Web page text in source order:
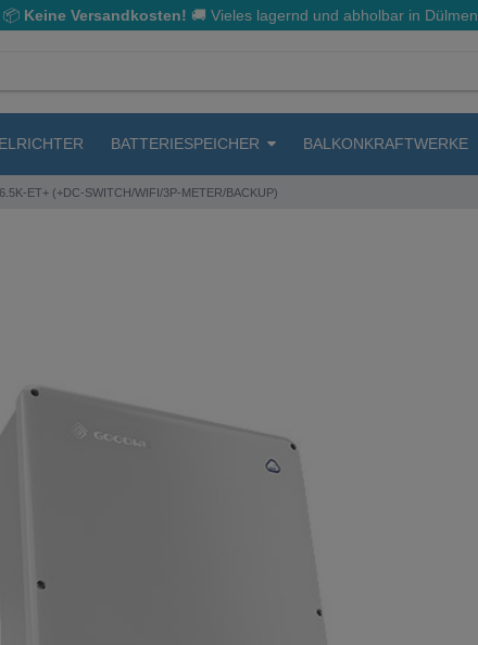
📦Keine Versandkosten! 🚚 Vieles lagernd und abholbar in Dülmen
BATTERIESPEICHER BALKONKRAFTWERKE
ET+ (+DC-SWITCH/WIFI/3P-METER/BACKUP)